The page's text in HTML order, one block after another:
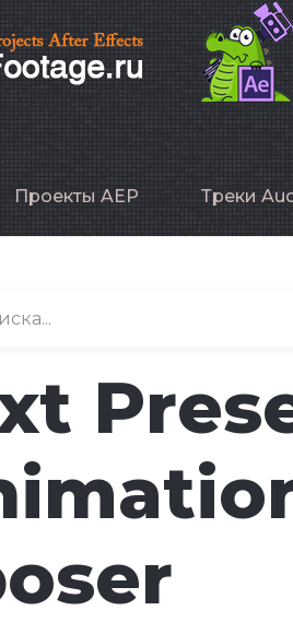
Проекты AEP Треки